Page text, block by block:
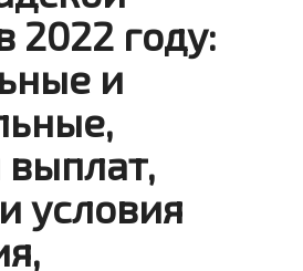
2022 году:
и
условия